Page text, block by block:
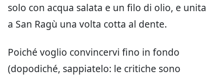
solo con acqua salata e un filo di olio, e unita
a San Ragù una volta cotta al dente.
Poiché voglio convincervi fino in fondo
(dopodiché, sappiatelo: le critiche sono